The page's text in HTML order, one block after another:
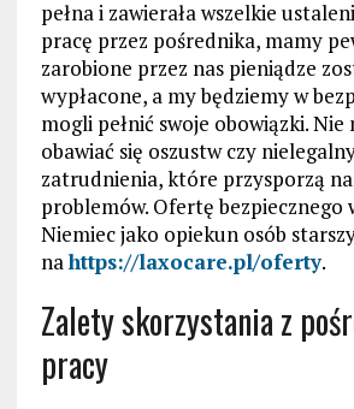
pełna i zawierała wszelkie
pracę przez pośrednika, mamy
zarobione przez nas pieniądze
wypłacone, a my będziemy w
mogli pełnić swoje obowiązki. Nie
obawiać się oszustw czy
zatrudnienia, które przysporzą
problemów. Ofertę bezpiecznego
Niemiec jako opiekun osób
nahttps://laxocare.pl/oferty.
Zalety skorzystania z
pracy